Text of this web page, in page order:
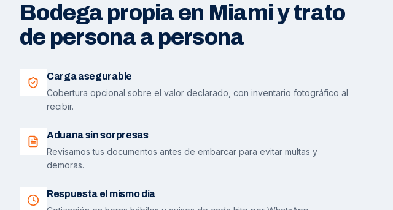
Bodega propia en Miami y trato
de persona a persona
Carga asegurable
Cobertura opcional sobre el valor declarado, con inventario fotográfico al
recibir.
Aduana sin sorpresas
Revisamos tus documentos antes de embarcar para evitar multas y
demoras.
Respuesta el mismo día